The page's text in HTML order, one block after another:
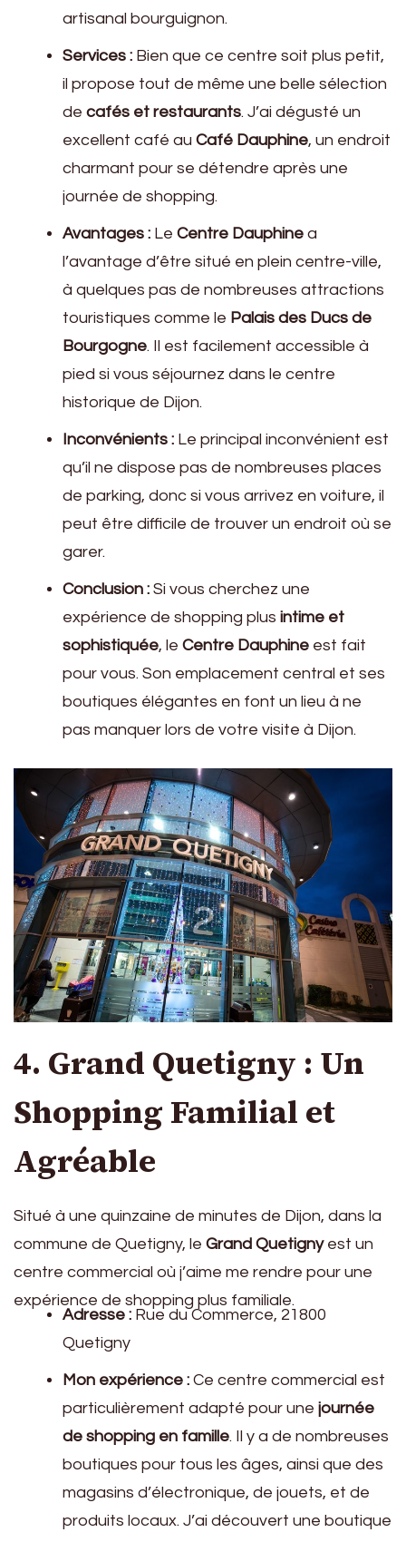
artisanal bourguignon.
Services : Bien que ce centre soit plus petit,
il propose tout de même une belle sélection
de cafés et restaurants. J’ai dégusté un
excellent café au Café Dauphine, un endroit
charmant pour se détendre après une
journée de shopping.
Avantages : Le Centre Dauphine a
l’avantage d’être situé en plein centre-ville,
à quelques pas de nombreuses attractions
touristiques comme le Palais des Ducs de
Bourgogne. Il est facilement accessible à
pied si vous séjournez dans le centre
historique de Dijon.
Inconvénients : Le principal inconvénient est
qu’il ne dispose pas de nombreuses places
de parking, donc si vous arrivez en voiture, il
peut être difficile de trouver un endroit où se
garer.
Conclusion : Si vous cherchez une
expérience de shopping plus intime et
sophistiquée, le Centre Dauphine est fait
pour vous. Son emplacement central et ses
boutiques élégantes en font un lieu à ne
pas manquer lors de votre visite à Dijon.
4. Grand Quetigny : Un
Shopping Familial et
Agréable
Situé à une quinzaine de minutes de Dijon, dans la
commune de Quetigny, le Grand Quetignyest un
centre commercial où j’aime me rendre pour une
expérience de shopping plus familiale.
Adresse : Rue du Commerce, 21800
Quetigny
Mon expérience : Ce centre commercial est
particulièrement adapté pour une journée
de shopping en famille. Il y a de nombreuses
boutiques pour tous les âges, ainsi que des
magasins d’électronique, de jouets, et de
produits locaux. J’ai découvert une boutique